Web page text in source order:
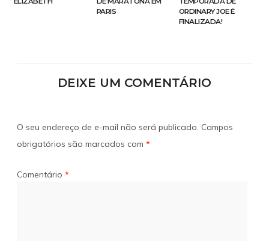
PARIS
ORDINARY JOE É
FINALIZADA!
DEIXE UM COMENTÁRIO
O seu endereço de e-mail não será publicado. Campos
obrigatórios são marcados com *
Comentário *